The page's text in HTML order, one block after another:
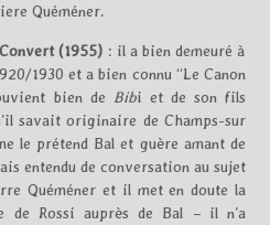
Quéméner.
(1955) : il a bien demeuré à
1930 et a bien connu “Le Canon
bien de Bibi et de son fils
savait originaire de Champs-sur
le prétend Bal et guère amant de
entendu de conversation au sujet
Quéméner et il met en doute la
de Rossi auprès de Bal – il n’a